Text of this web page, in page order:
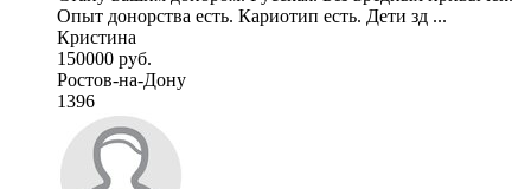
Опыт донорства есть. Кариотип есть. Дети зд ...
Кристина
150000 руб.
Ростов-на-Дону
1396